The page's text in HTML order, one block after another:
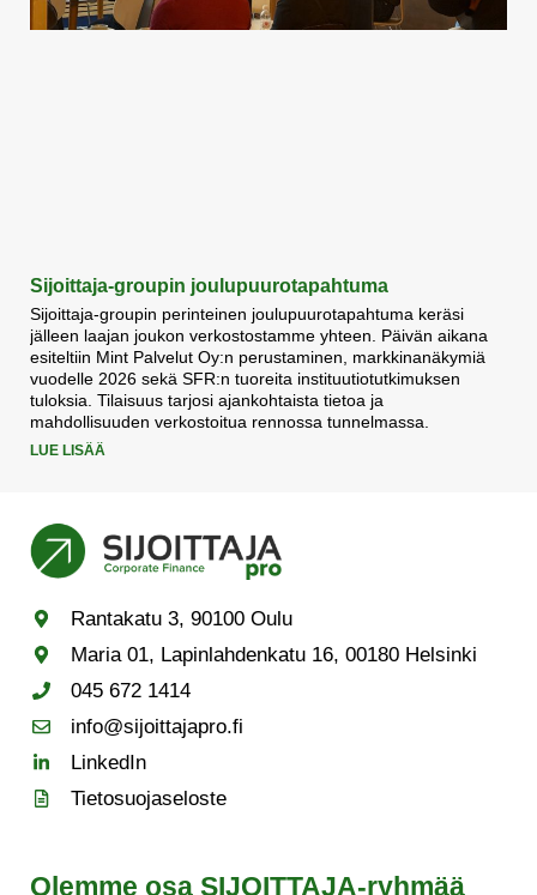
Sijoittaja-groupin joulupuurotapahtuma
Sijoittaja-groupin perinteinen joulupuurotapahtuma keräsi
jälleen laajan joukon verkostostamme yhteen. Päivän aikana
esiteltiin Mint Palvelut Oy:n perustaminen, markkinanäkymiä
vuodelle 2026 sekä SFR:n tuoreita instituutiotutkimuksen
tuloksia. Tilaisuus tarjosi ajankohtaista tietoa ja
mahdollisuuden verkostoitua rennossa tunnelmassa.
LUE LISÄÄ
Rantakatu 3, 90100 Oulu
Maria 01, Lapinlahdenkatu 16, 00180 Helsinki
045 672 1414
info@sijoittajapro.fi
LinkedIn
Tietosuojaseloste
Olemme osa SIJOITTAJA-ryhmää